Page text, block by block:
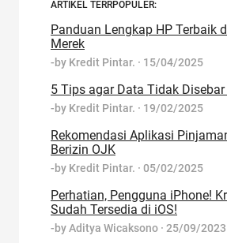
ARTIKEL TERRPOPULER:
Panduan Lengkap HP Terbaik
Merek
-by Kredit Pintar. · 15/04/2025
5 Tips agar Data Tidak
-by Kredit Pintar. · 19/02/2025
Rekomendasi Aplikasi
Berizin OJK
-by Kredit Pintar. · 05/02/2025
Perhatian, Pengguna iPhone!
Sudah Tersedia di iOS!
-byAditya Wicaksono · 25/09/2023